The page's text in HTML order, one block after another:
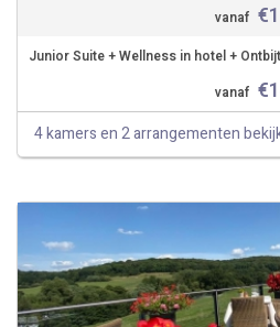
vanaf €
Junior Suite + Wellness in hotel +
vanaf €
4 kamers en 2 arrangementen